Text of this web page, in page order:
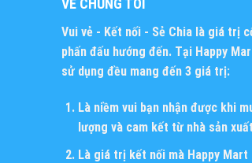
VỀ CHÚNG TÔI
Vui vẻ - Kết nối - Sẻ Chia là giá trị
phấn đấu hướng đến. Tại Happy
sử dụng đều mang đến 3 giá trị:
Là niềm vui bạn nhận được khi
lượng và cam kết từ nhà sản
Là giá trị kết nối mà Happy